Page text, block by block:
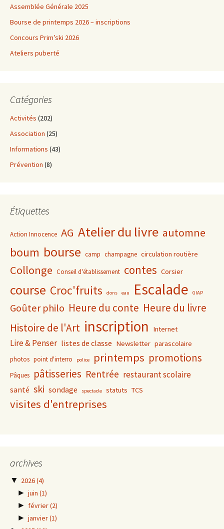
Assemblée Générale 2025
Bourse de printemps 2026 – inscriptions
Concours Prim’ski 2026
Ateliers puberté
Catégories
Activités (202)
Association (25)
Informations (43)
Prévention (8)
Étiquettes
Action Innocence AG Atelier du livre automne
boum bourse camp champagne circulation routière
Collonge Conseil d'établissement contes Corsier
course Croc'fruits dons eau Escalade GIAP
Goûter philo Heure du conte Heure du livre
Histoire de l'Art inscription Internet
Lire & Penser listes de classe Newsletter parascolaire
photos point d'interro police printemps promotions
Pâques pâtisseries Rentrée restaurant scolaire
santé ski sondage spectacle statuts TCS
visites d'entreprises
archives
▼ 2026(4)
► juin (1)
► février(2)
► janvier(1)